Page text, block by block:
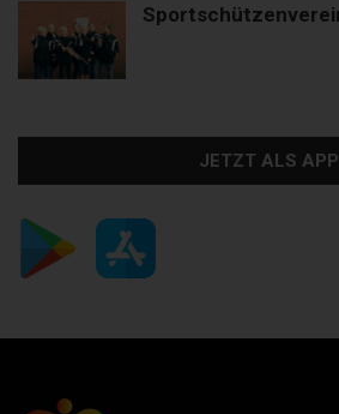
JETZT ALS APP